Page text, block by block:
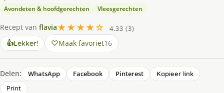
Avondeten & hoofdgerechten Vleesgerechten
Recept van flavia★★★★☆
4.33 (3)
👍Lekker! Maak favoriet16
Delen: WhatsApp Facebook Pinterest
Kopieer link
Print